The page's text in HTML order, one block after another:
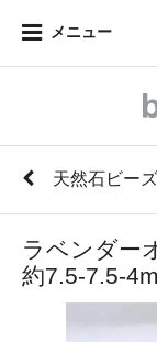
メニュー
天然石ビーズ
ラベンダー
約7.5-7.5-